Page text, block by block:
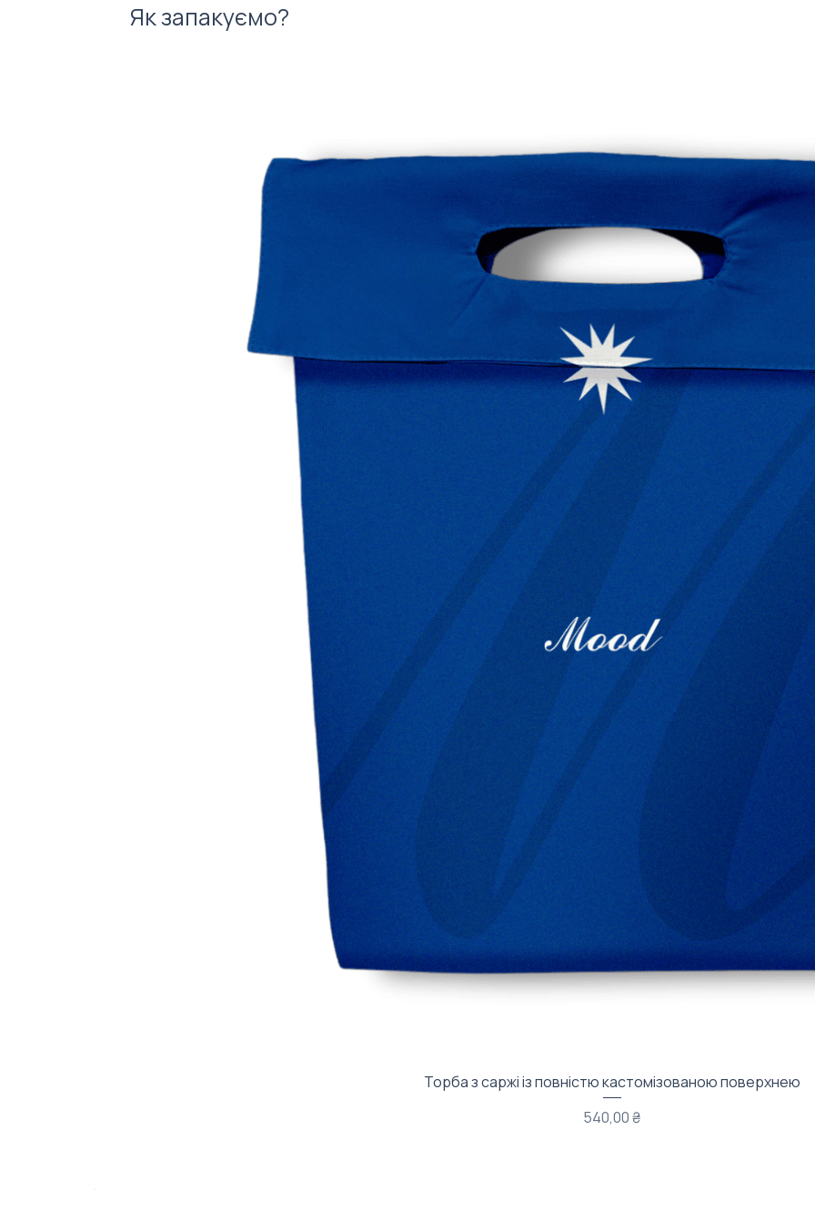
Як запакуємо?
Швидкий перегляд
Торба з саржі із повністю кастомізованою поверхнею
Ціна
540,00 ₴